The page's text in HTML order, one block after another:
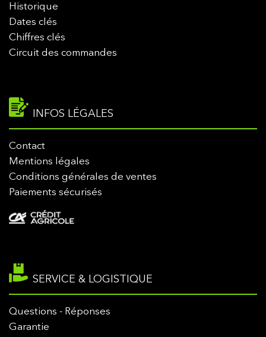
Historique
Dates clés
Chiffres clés
Circuit des commandes
INFOS LÉGALES
Contact
Mentions légales
Conditions générales de ventes
Paiements sécurisés
SERVICE & LOGISTIQUE
Questions - Réponses
Garantie